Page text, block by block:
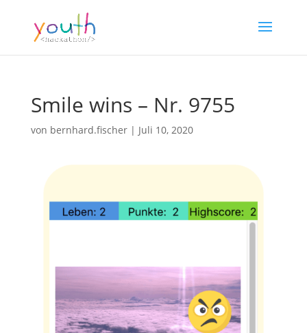
Smile wins – Nr. 9755
von bernhard.fischer| Juli 10, 2020